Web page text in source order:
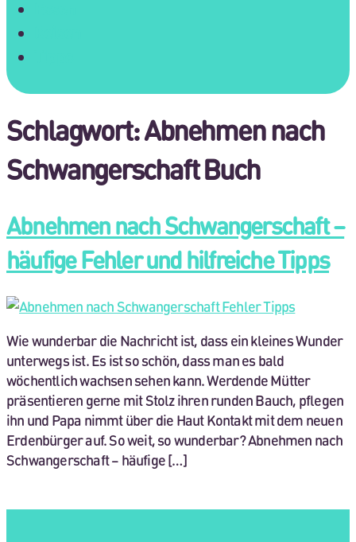
Schlagwort:Abnehmen nach
Schwangerschaft Buch
Abnehmen nach Schwangerschaft –
häufige Fehler und hilfreiche Tipps
Wie wunderbar die Nachricht ist, dass ein kleines Wunder
unterwegs ist. Es ist so schön, dass man es bald
wöchentlich wachsen sehen kann. Werdende Mütter
präsentieren gerne mit Stolz ihren runden Bauch, pflegen
ihn und Papa nimmt über die Haut Kontakt mit dem neuen
Erdenbürger auf. So weit, so wunderbar? Abnehmen nach
Schwangerschaft – häufige […]